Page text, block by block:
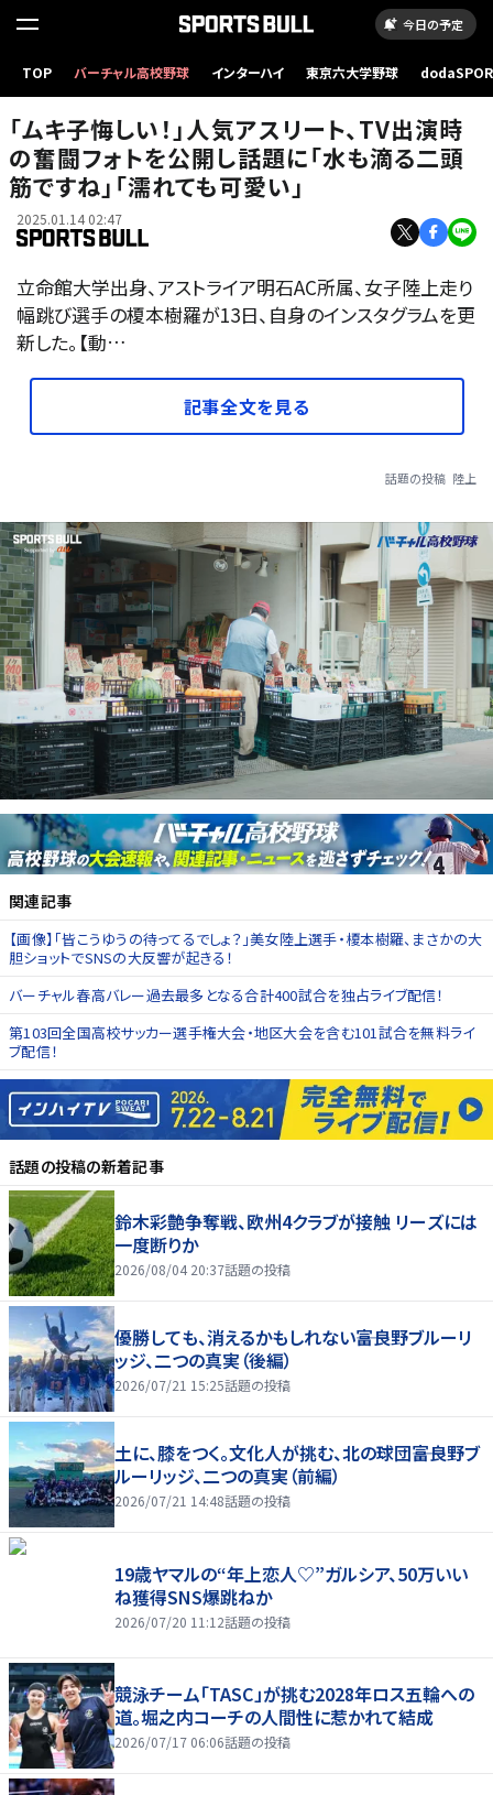
今日の予定
TOP バーチャル高校野球 インターハイ 東京六大学野球
「ムキ子悔しい！」人気アスリート、TV出演時
の奮闘フォトを公開し話題に「水も滴る二頭
筋ですね」「濡れても可愛い」
2025.01.14 02:47
立命館大学出身、アストライア明石AC所属、女子陸上走り
幅跳び選手の榎本樹羅が13日、自身のインスタグラムを更
新した。【動…
記事全文を見る
話題の投稿 陸上
関連記事
【画像】「皆こうゆうの待ってるでしょ？」美女陸上選手・榎本樹羅、まさかの大
胆ショットでSNSの大反響が起きる！
バーチャル春高バレー過去最多となる合計400試合を独占ライブ配信！
第103回全国高校サッカー選手権大会・地区大会を含む101試合を無料ライ
ブ配信！
話題の投稿の新着記事
鈴木彩艶争奪戦、欧州4クラブが接触 リーズには
一度断りか
2026/08/04 20:37話題の投稿
優勝しても、消えるかもしれない――富良野ブルーリ
ッジ、二つの真実（後編）
2026/07/21 15:25話題の投稿
土に、膝をつく。文化人が挑む、北の球団――富良野ブ
ルーリッジ、二つの真実（前編）
2026/07/21 14:48話題の投稿
19歳ヤマルの“年上恋人♡”ガルシア、50万いい
ね獲得SNS爆跳ねか
2026/07/20 11:12話題の投稿
競泳チーム「TASC」が挑む2028年ロス五輪への
道。堀之内コーチの人間性に惹かれて結成
2026/07/17 06:06話題の投稿